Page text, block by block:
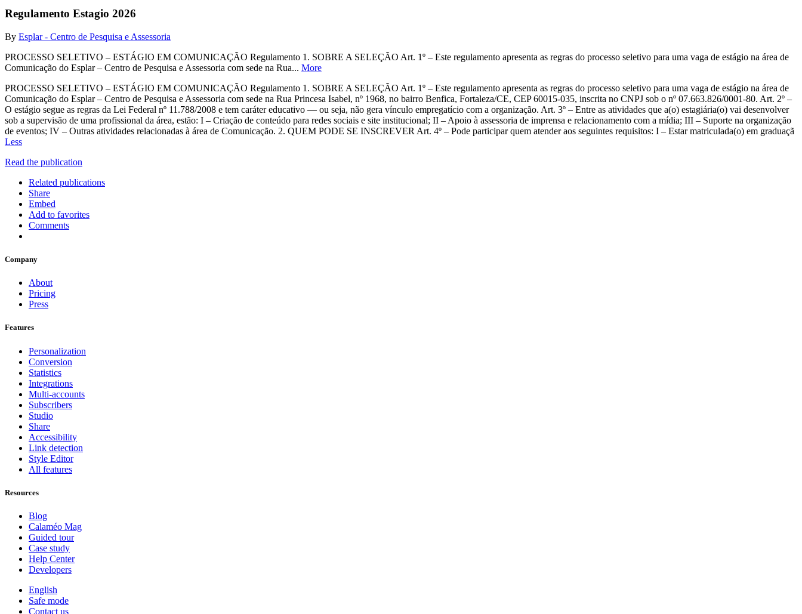
Regulamento Estagio 2026
By Esplar - Centro de Pesquisa e Assessoria
PROCESSO SELETIVO – ESTÁGIO EM COMUNICAÇÃO Regulamento 1. SOBRE A SELEÇÃO Art. 1º – Este regulamento apresenta as regras do processo seletivo para uma vaga de estágio na área de
Comunicação do Esplar – Centro de Pesquisa e Assessoria com sede na Rua... More
PROCESSO SELETIVO – ESTÁGIO EM COMUNICAÇÃO Regulamento 1. SOBRE A SELEÇÃO Art. 1º – Este regulamento apresenta as regras do processo seletivo para uma vaga de estágio na área de
Comunicação do Esplar – Centro de Pesquisa e Assessoria com sede na Rua Princesa Isabel, nº 1968, no bairro Benfica, Fortaleza/CE, CEP 60015-035, inscrita no CNPJ sob o nº 07.663.826/0001-80. Art. 2º –
O estágio segue as regras da Lei Federal nº 11.788/2008 e tem caráter educativo — ou seja, não gera vínculo empregatício com a organização. Art. 3º – Entre as atividades que a(o) estagiária(o) vai desenvolver
sob a supervisão de uma profissional da área, estão: I – Criação de conteúdo para redes sociais e site institucional; II – Apoio à assessoria de imprensa e relacionamento com a mídia; III – Suporte na organização
de eventos; IV – Outras atividades relacionadas à área de Comunicação. 2. QUEM PODE SE INSCREVER Art. 4º – Pode participar quem atender aos seguintes requisitos: I – Estar matriculada(o) em graduaçã
Less
Read the publication
Related publications
Share
Embed
Add to favorites
Comments
Company
About
Pricing
Press
Features
Personalization
Conversion
Statistics
Integrations
Multi-accounts
Subscribers
Studio
Share
Accessibility
Link detection
Style Editor
All features
Resources
Blog
Calaméo Mag
Guided tour
Case study
Help Center
Developers
English
Safe mode
Contact us